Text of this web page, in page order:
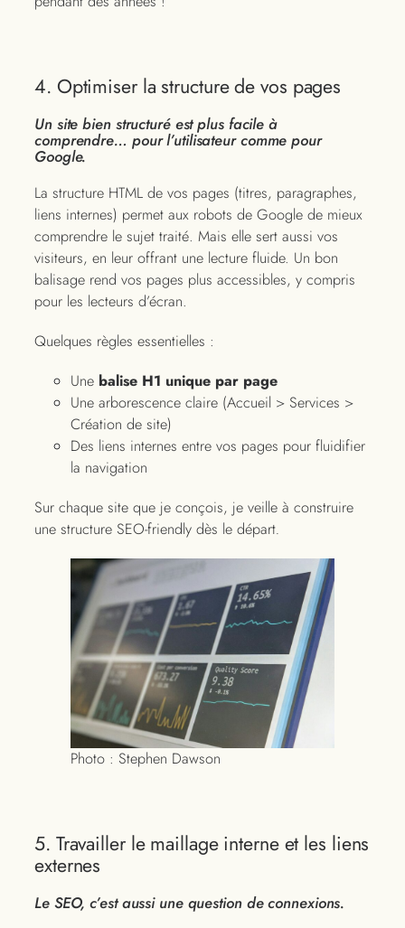
4. Optimiser la structure de vos pages
Un site bien structuré est plus facile à
comprendre… pour l’utilisateur comme pour
Google.
La structure HTML de vos pages (titres, paragraphes,
liens internes) permet aux robots de Google de mieux
comprendre le sujet traité. Mais elle sert aussi vos
visiteurs, en leur offrant une lecture fluide. Un bon
balisage rend vos pages plus accessibles, y compris
pour les lecteurs d’écran.
Quelques règles essentielles :
Une balise H1 unique par page
Une arborescence claire (Accueil > Services >
Création de site)
Des liens internes entre vos pages pour fluidifier
la navigation
Sur chaque site que je conçois, je veille à construire
une structure SEO-friendly dès le départ.
Photo : Stephen Dawson
5. Travailler le maillage interne et les liens
externes
Le SEO, c’est aussi une question de connexions.